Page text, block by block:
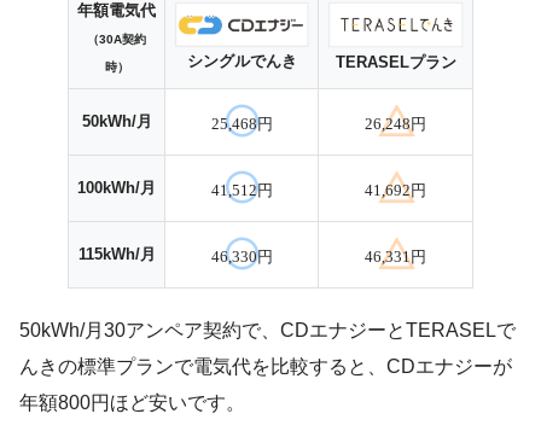
年額電気代
（30A契約
時） シングルでんき TERASELプラン
50kWh/月 25,468円 26,248円
100kWh/月 41,512円 41,692円
115kWh/月 46,330円 46,331円
50kWh/月30アンペア契約で、CDエナジーとTERASELで
んきの標準プランで電気代を比較すると、CDエナジーが
年額800円ほど安いです。